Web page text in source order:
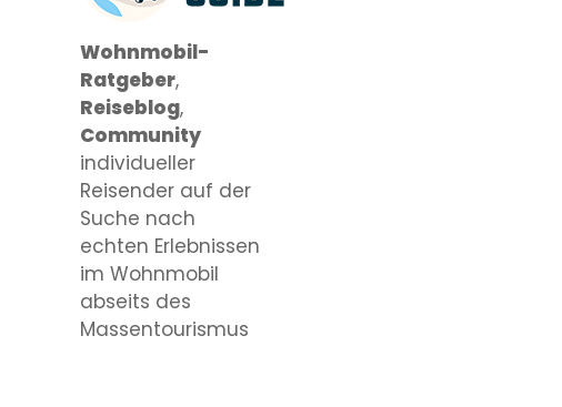
Wohnmobil-
Ratgeber,
Reiseblog,
Community
individueller
Reisender auf der
Suche nach
echten Erlebnissen
im Wohnmobil
abseits des
Massentourismus